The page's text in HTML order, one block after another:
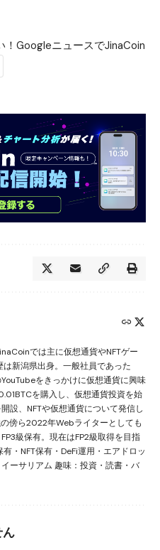
GoogleニュースでJinaCoin
では主に仮想通貨やNFTゲー
新潟県出身。一般社員であった
をきっかけに仮想通貨に興味
を購入し、仮想通貨投資を始
設、NFTや仮想通貨について発信し
傍ら2022年Webライターとしても
級保有。現在はFP2級取得を目指
・NFT保有・DeFi運用・エアドロッ
ーサリアム 趣味：投資・読書・バ
ん